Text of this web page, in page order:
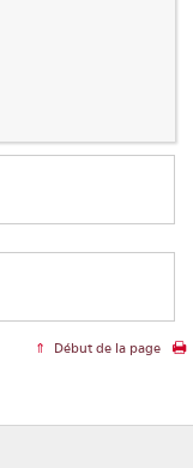
Début de la page